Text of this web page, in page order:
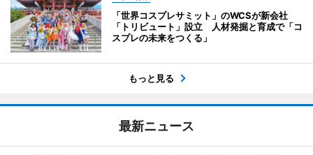
「世界コスプレサミット」のWCSが新会社
「トリビュート」設立 人材発掘と育成で「コ
スプレの未来をつくる」
もっと見る
最新ニュース